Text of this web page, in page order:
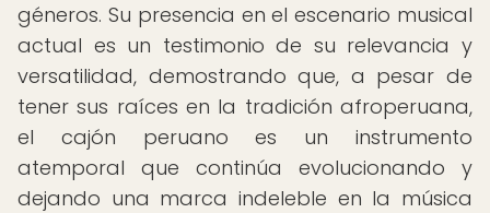
géneros. Su presencia en el escenario musical
actual es un testimonio de su relevancia y
versatilidad, demostrando que, a pesar de
tener sus raíces en la tradición afroperuana,
el cajón peruano es un instrumento
atemporal que continúa evolucionando y
dejando una marca indeleble en la música